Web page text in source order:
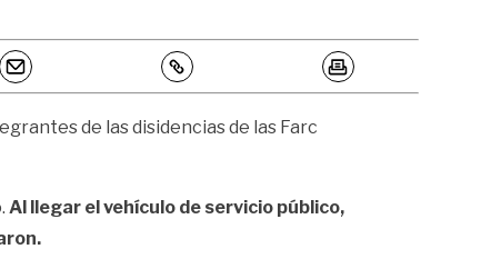
de las disidencias de las Farc
Al llegar el vehículo de servicio público,